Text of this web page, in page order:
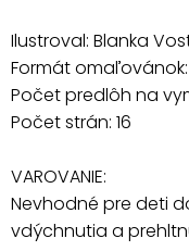
Ilustroval: Blanka
Formát omaľovánok:
Počet predlôh na
Počet strán: 16
VAROVANIE:
Nevhodné pre deti
vdýchnutia a